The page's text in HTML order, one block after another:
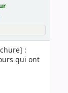
:
qui ont